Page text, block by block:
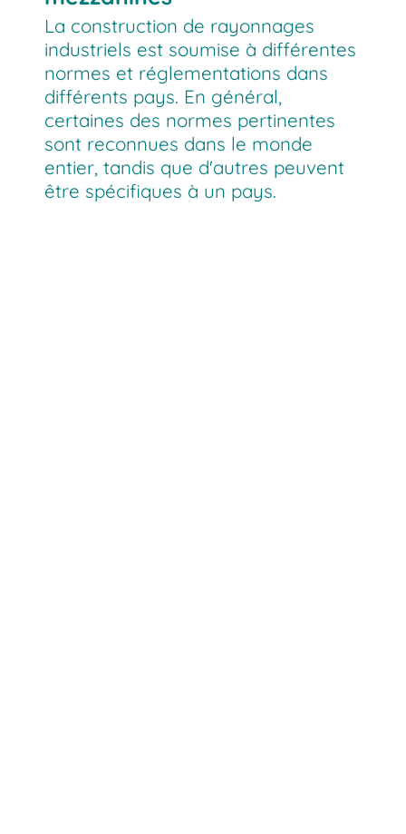
La construction de rayonnages
industriels est soumise à différentes
normes et réglementations dans
différents pays. En général,
certaines des normes pertinentes
sont reconnues dans le monde
entier, tandis que d'autres peuvent
être spécifiques à un pays.